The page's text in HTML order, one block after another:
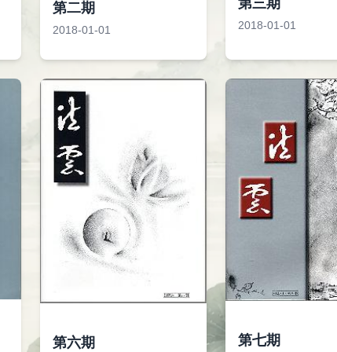
第二期
2018-01-01
第三期
2018-01-01
第六期 第七期